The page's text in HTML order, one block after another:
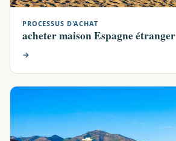
PROCESSUS D'ACHAT
acheter maison Espagne étranger
→